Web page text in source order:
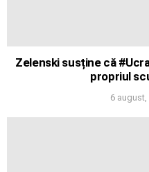
Zelenski susține că
propriul
6 august,